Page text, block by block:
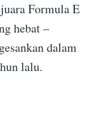
Formula E
hebat –
dalam
lalu.